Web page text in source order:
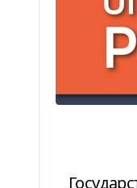
Государственное бюро расследований сообщает, что Интерпол объявил в